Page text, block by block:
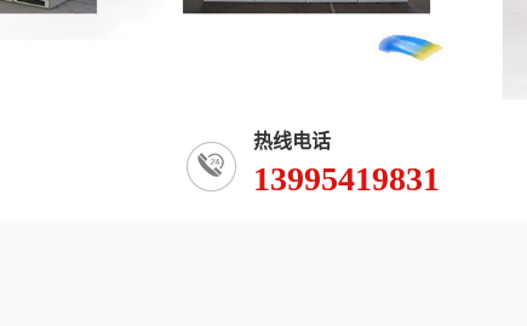
热线电话
13995419831